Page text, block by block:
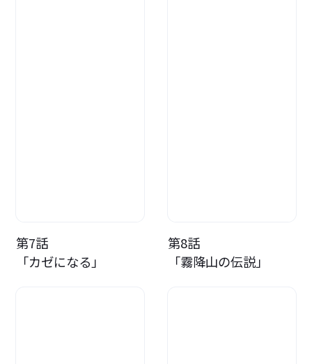
第7話
「カゼになる」
第8話
「霧降山の伝説」